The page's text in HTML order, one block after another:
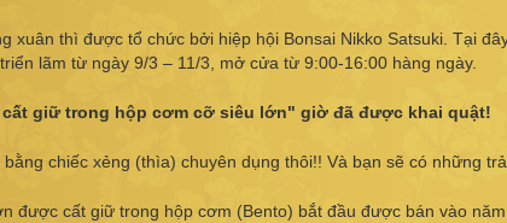
xuân thì được tổ chức bởi hiệp hội Bonsai Nikko Satsuki. Tại
lãm từ ngày 9/3 – 11/3, mở cửa từ 9:00-16:00 hàng ngày.
cất giữ trong hộp cơm cỡ siêu lớn" giờ đã được khai quật!
chiếc xẻng (thìa) chuyên dụng thôi!! Và bạn sẽ có những
được cất giữ trong hộp cơm (Bento) bắt đầu được bán vào